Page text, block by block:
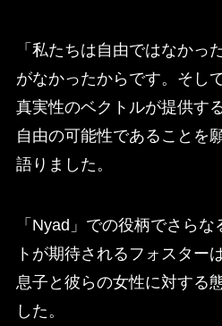
「私たちは自由ではなかっ
がなかったからです。そし
真実性のベクトルが提供す
自由の可能性であることを
語りました。
「Nyad」での役柄でさら
トが期待されるフォスター
息子と彼らの女性に対する
した。